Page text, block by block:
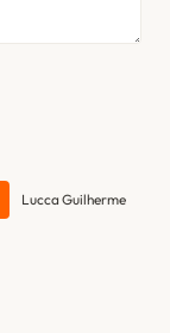
Lucca Guilherme